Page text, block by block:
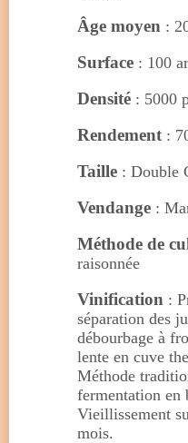
Âge moyen :
Surface: 100
Densité: 5000
Rendement:
Taille: Double
Vendange:
Méthode de
raisonnée
Vinification :
séparation des
débourbage à
lente en cuve
Méthode
fermentation en
Vieillissement
mois.